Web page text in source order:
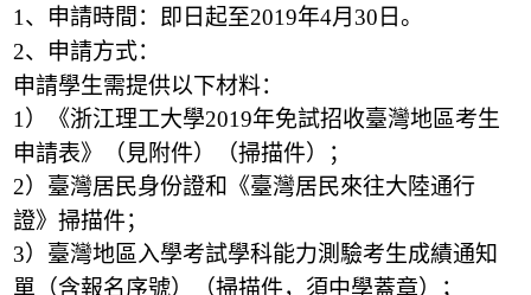
1 、申請時間：即日起至2019年4月30日。
2、申請方式：
申請學生需提供以下材料：
1 ）《浙江理工大學2019年免試招收臺灣地區考生
申請表》（見附件）（掃描件）；
2）臺灣居民身份證和《臺灣居民來往大陸通行
證》掃描件；
3）臺灣地區入學考試學科能力測驗考生成績通知
單（含報名序號）（掃描件，須中學蓋章）；